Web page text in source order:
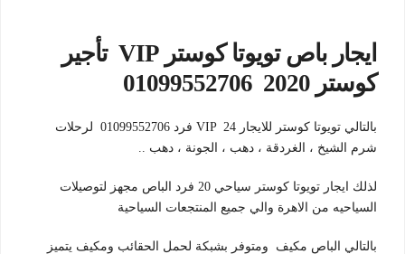
ايجار باص تويوتا كوستر VIP تأجير
كوستر 2020 01099552706
بالتالي تويوتا كوستر للايجار VIP 24 فرد 01099552706 لرحلات
شرم الشيخ ، الغردقة ، دهب ، الجونة ، دهب ..
لذلك ايجار تويوتا كوستر سياحي 20 فرد الباص مجهز لتوصيلات
السياحيه من الاهرة والي جميع المنتجعات السياحية
بالتالي الباص مكيف ومتوفر بشبكة لحمل الحقائب ومكيف يتميز